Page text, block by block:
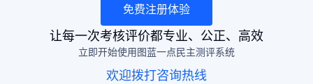
免费注册体验
让每一次考核评价都专业、公正、高效
立即开始使用图蓝一点民主测评系统
欢迎拨打咨询热线